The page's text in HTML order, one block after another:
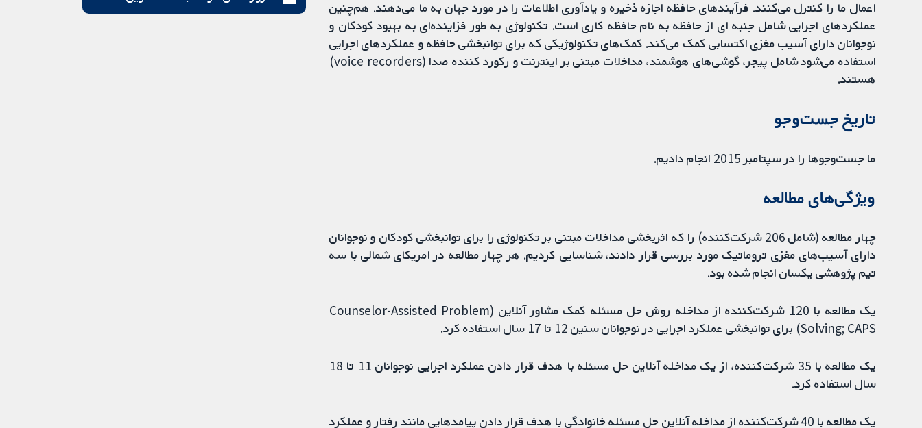
اعمال ما را کنترل می‌کنند. فرآیندهای حافظه اجازه ذخیره و یادآوری اطلاعات را در مورد جهان به ما می‌دهند. هم‌چنین
عملکردهای اجرایی شامل جنبه ای از حافظه به نام حافظه کاری است. تکنولوژی به طور فزاینده‌ای به بهبود کودکان و
نوجوانان دارای آسیب مغزی اکتسابی کمک می‌کند. کمک‌های تکنولوژیکی که برای توانبخشی حافظه و عملکردهای اجرایی
استفاده می‌شود شامل پیجر، گوشی‌های هوشمند، مداخلات مبتنی بر اینترنت و رکورد کننده صدا (voice recorders)
هستند.
تاریخ جست‌وجو
ما جست‌وجوها را در سپتامبر 2015 انجام دادیم.
ویژگی‌های مطالعه
چهار مطالعه (شامل 206 شرکت‌کننده) را که اثربخشی مداخلات مبتنی بر تکنولوژی را برای توانبخشی کودکان و نوجوانان
دارای آسیب‌های مغزی تروماتیک مورد بررسی قرار دادند، شناسایی کردیم. هر چهار مطالعه در امریکای شمالی با سه
تیم پژوهشی یکسان انجام شده بود.
یک مطالعه با 120 شرکت‌کننده از مداخله روش حل مسئله کمک مشاور آنلاین (Counselor-Assisted Problem
Solving; CAPS) برای توانبخشی عملکرد اجرایی در نوجوانان سنین 12 تا 17 سال استفاده کرد.
یک مطالعه با 35 شرکت‌کننده، از یک مداخله آنلاین حل مسئله با هدف قرار دادن عملکرد اجرایی نوجوانان 11 تا 18
سال استفاده کرد.
یک مطالعه با 40 شرکت‌کننده از مداخله آنلاین حل مسئله خانوادگی با هدف قرار دادن پیامدهایی مانند رفتار و عملکرد